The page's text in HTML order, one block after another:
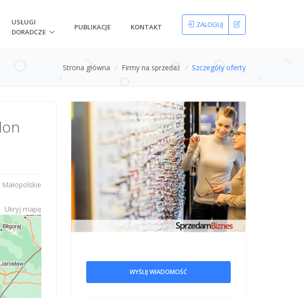
USŁUGI
DORADCZE
PUBLIKACJE KONTAKT ZALOGUJ
Strona główna / Firmy na sprzedaż / Szczegóły oferty
Ukryj mapę
WYŚLIJ WIADOMOŚĆ